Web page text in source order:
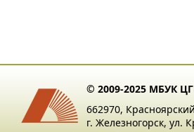
© 2009-2025 МБУК
662970,
г. Железногорск, ул.